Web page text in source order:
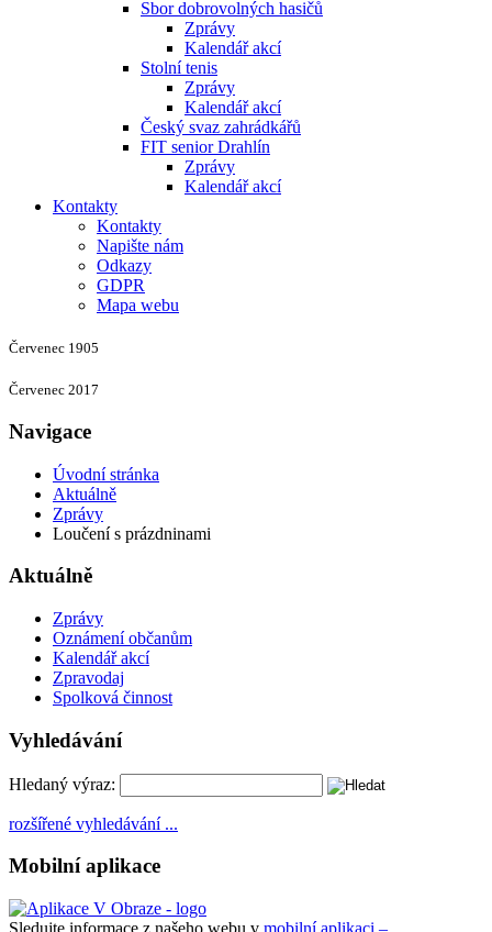
Sbor dobrovolných hasičů
Zprávy
Kalendář akcí
Stolní tenis
Zprávy
Kalendář akcí
Český svaz zahrádkářů
FIT senior Drahlín
Zprávy
Kalendář akcí
Kontakty
Kontakty
Napište nám
Odkazy
GDPR
Mapa webu
Červenec 1905
Červenec 2017
Navigace
Úvodní stránka
Aktuálně
Zprávy
Loučení s prázdninami
Aktuálně
Zprávy
Oznámení občanům
Kalendář akcí
Zpravodaj
Spolková činnost
Vyhledávání
Hledaný výraz:
rozšířené vyhledávání ...
Mobilní aplikace
Sledujte informace z našeho webu v mobilní aplikaci –